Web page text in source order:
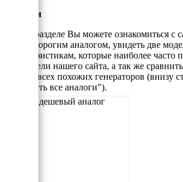
Аналоги
В этом разделе Вы можете ознакомиться
самым дорогим аналогом, увидеть две
характеристикам, которые наиболее часто
посетители нашего сайта, а так же
данные всех похожих генераторов (внизу
"Смотреть все аналоги").
Самый дешевый аналог